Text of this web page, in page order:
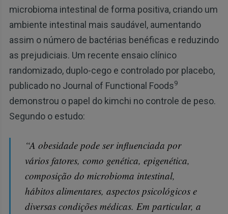
microbioma intestinal de forma positiva, criando um
ambiente intestinal mais saudável, aumentando
assim o número de bactérias benéficas e reduzindo
as prejudiciais. Um recente ensaio clínico
randomizado, duplo-cego e controlado por placebo,
publicado no Journal of Functional Foods9
demonstrou o papel do kimchi no controle de peso.
Segundo o estudo:
“A obesidade pode ser influenciada por
vários fatores, como genética, epigenética,
composição do microbioma intestinal,
hábitos alimentares, aspectos psicológicos e
diversas condições médicas. Em particular, a